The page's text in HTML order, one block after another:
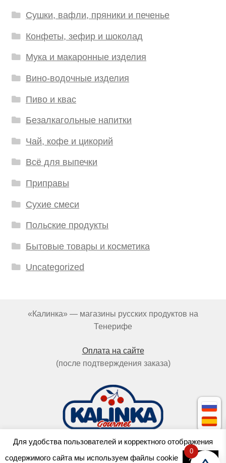
Сушки, вафли, пряники и печенье
Конфеты, зефир и шоколад
Мука и макаронные изделия
Вино-водочные изделия
Пиво и квас
Безалкагольные напитки
Чай, кофе и цикорий
Всё для выпечки
Приправы
Сухие смеси
Польские продукты
Бытовые товары и косметика
Uncategorized
«Калинка» — магазины русских продуктов на
Тенерифе
Оплата на сайте
(после подтверждения заказа)
OCTOPUS
Для удобства пользователей и корректного отображения
содержимого сайта мы используем файлы cookie
Хорошо
0